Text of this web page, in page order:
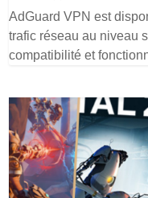
AdGuard VPN est
trafic réseau au niveau
compatibilité et